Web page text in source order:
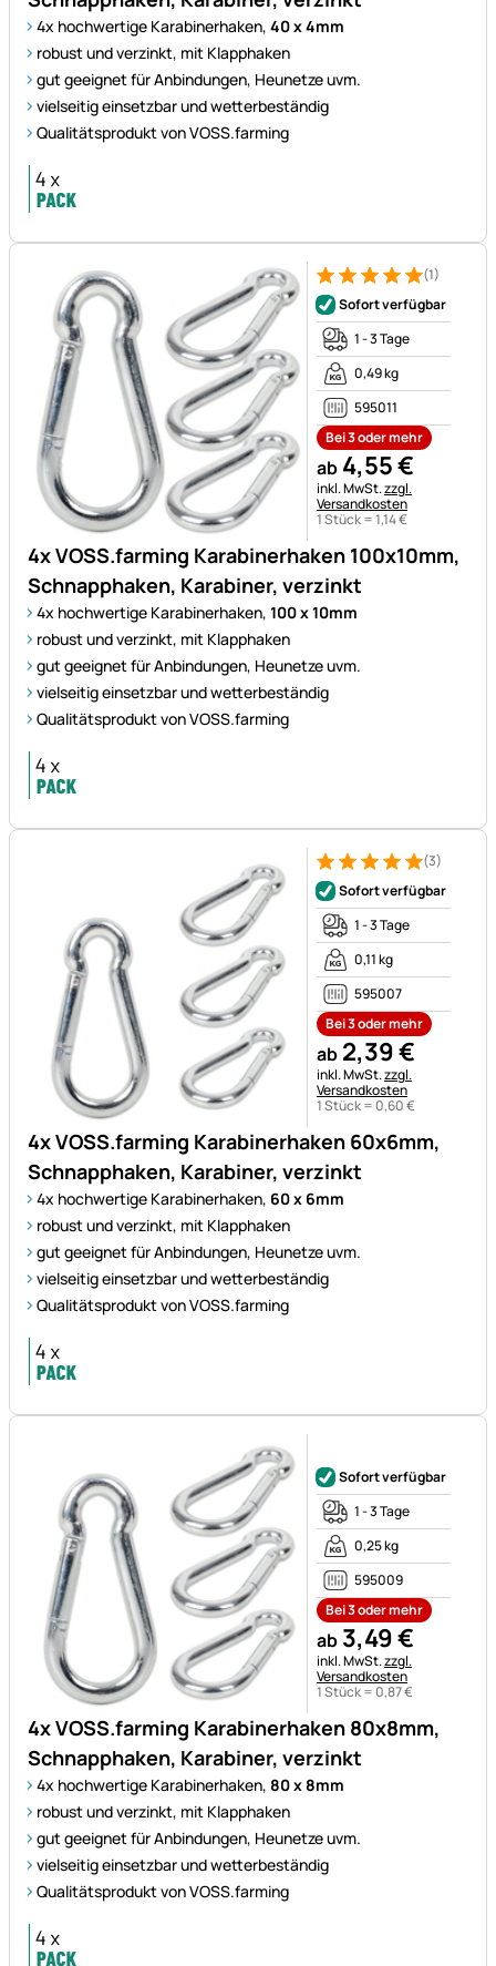
4x hochwertige Karabinerhaken, 40 x 4mm
robust und verzinkt, mit Klapphaken
gut geeignet für Anbindungen, Heunetze uvm.
vielseitig einsetzbar und wetterbeständig
Qualitätsprodukt von VOSS.farming
4x VOSS.farming Karabinerhaken 100x10mm,
Schnapphaken, Karabiner, verzinkt
4x hochwertige Karabinerhaken, 100 x 10mm
robust und verzinkt, mit Klapphaken
gut geeignet für Anbindungen, Heunetze uvm.
vielseitig einsetzbar und wetterbeständig
Qualitätsprodukt von VOSS.farming
Bewertung: 5 von 5 (1
1 Bewertung
(1)
Sofort verfügbar
1 - 3 Tage
0,49 kg
595011
Bei 3 oder mehr
ab 4,55€
Steuerhinweis:
inkl. MwSt.zzgl.
Versandkosten
1 Stück =1,14€
4x VOSS.farming Karabinerhaken 60x6mm,
Schnapphaken, Karabiner, verzinkt
4x hochwertige Karabinerhaken, 60 x 6mm
robust und verzinkt, mit Klapphaken
gut geeignet für Anbindungen, Heunetze uvm.
vielseitig einsetzbar und wetterbeständig
Qualitätsprodukt von VOSS.farming
Bewertung: 5 von 5 (3
3 Bewertungen
(3)
Sofort verfügbar
1 - 3 Tage
0,11 kg
595007
Bei 3 oder mehr
ab 2,39€
Steuerhinweis:
inkl. MwSt.zzgl.
Versandkosten
1 Stück = 0,60€
4x VOSS.farming Karabinerhaken 80x8mm,
Schnapphaken, Karabiner, verzinkt
4x hochwertige Karabinerhaken, 80 x 8mm
robust und verzinkt, mit Klapphaken
gut geeignet für Anbindungen, Heunetze uvm.
vielseitig einsetzbar und wetterbeständig
Qualitätsprodukt von VOSS.farming
Sofort verfügbar
1 - 3 Tage
0,25 kg
595009
Bei 3 oder mehr
ab 3,49€
Steuerhinweis:
inkl. MwSt.zzgl.
Versandkosten
1 Stück = 0,87€